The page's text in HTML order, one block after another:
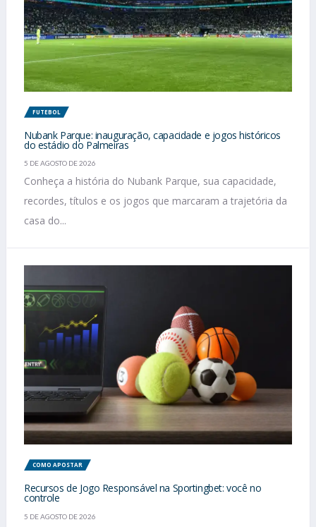
FUTEBOL
Nubank Parque: inauguração, capacidade e jogos históricos
do estádio do Palmeiras
5 DE AGOSTO DE 2026
Conheça a história do Nubank Parque, sua capacidade,
recordes, títulos e os jogos que marcaram a trajetória da
casa do...
COMO APOSTAR
Recursos de Jogo Responsável na Sportingbet: você no
controle
5 DE AGOSTO DE 2026